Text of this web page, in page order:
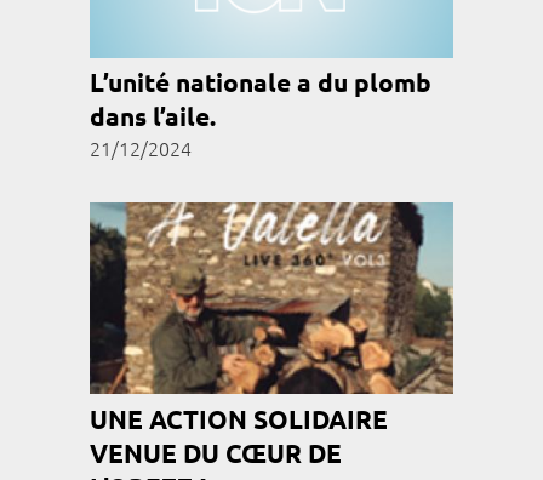
L’unité nationale a du plomb
dans l’aile.
21/12/2024
UNE ACTION SOLIDAIRE
VENUE DU CŒUR DE